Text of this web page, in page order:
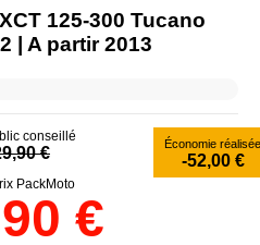
125-300 Tucano
| A partir 2013
conseillé
€ Économie réalisée
-52,00 €
PackMoto
€